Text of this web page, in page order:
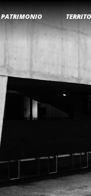
PATRIMONIO